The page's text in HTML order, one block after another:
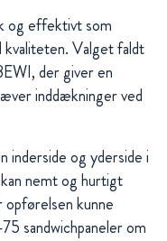
og effektivt som
kvaliteten. Valget faldt
der giver en
inddækninger ved
inderside og yderside i
nemt og hurtigt
opførelsen kunne
sandwichpaneler om